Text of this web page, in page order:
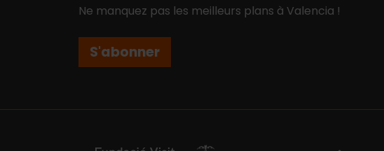
Ne manquez pas les meilleurs plans à Valencia !
S'abonner